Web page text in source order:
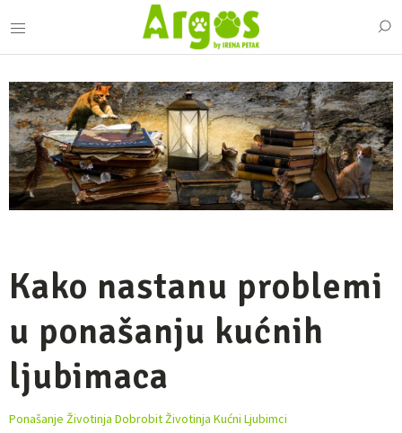
Kako nastanu problemi
u ponašanju kućnih
ljubimaca
Ponašanje Životinja Dobrobit Životinja Kućni Ljubimci